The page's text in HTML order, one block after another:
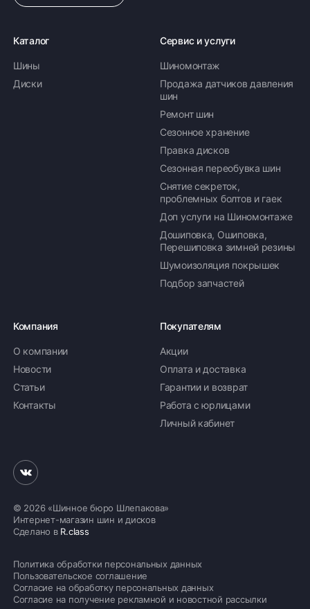
Каталог
Шины
Диски
Сервис и услуги
Шиномонтаж
Продажа датчиков давления
шин
Ремонт шин
Сезонное хранение
Правка дисков
Сезонная переобувка шин
Снятие секреток,
проблемных болтов и гаек
Доп услуги на Шиномонтаже
Дошиповка, Ошиповка,
Перешиповка зимней резины
Шумоизоляция покрышек
Подбор запчастей
Компания
О компании
Новости
Статьи
Контакты
Покупателям
Акции
Оплата и доставка
Гарантии и возврат
Работа с юрлицами
Личный кабинет
© 2026 «Шинное бюро Шлепакова»
Интернет-магазин шин и дисков
Сделано в R.class
Политика обработки персональных данных
Пользовательское соглашение
Согласие на обработку персональных данных
Согласие на получение рекламной и новостной рассылки